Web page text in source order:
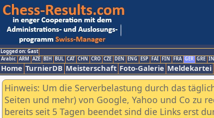
Logged on: Gast
Arabic ARM AZE BIH BUL CAT CHN CRO CZE DEN ENG ESP FAI FIN FRA GER GRE
Home TurnierDB Meisterschaft Foto-Galerie Meldekartei
Hinweis: Um die Serverbelastung durch das
Seiten und mehr) von Google, Yahoo und Co zu
bereits seit 5 Tagen beendet sind die Links erst